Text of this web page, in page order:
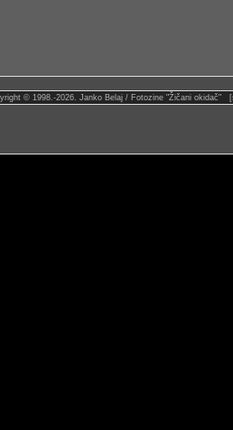
© 1998.-2026. Janko Belaj / Fotozine "Žičani okidač"